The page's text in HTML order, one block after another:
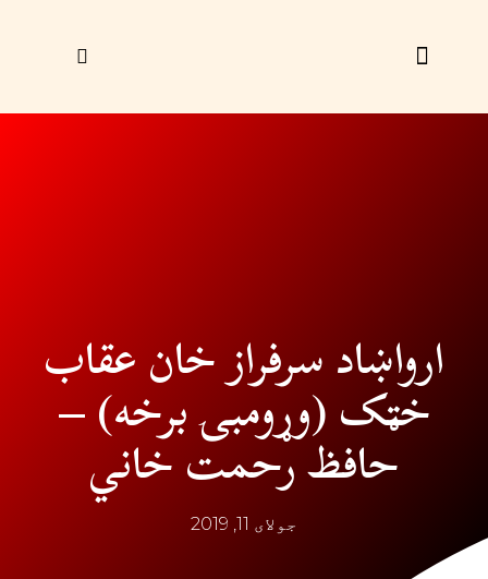
ارواښاد سرفراز خان عقاب
خټک (وړومبۍ برخه) –
حافظ رحمت خاني
جولای 11, 2019